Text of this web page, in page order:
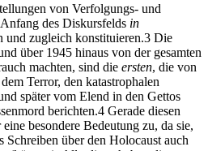
von Verfolgungs- und
des Diskursfelds in
und zugleich konstituieren.3 Die
über 1945 hinaus von der gesamten
machten, sind die ersten, die von
Terror, den katastrophalen
später vom Elend in den Gettos
berichten.4 Gerade diesen
besondere Bedeutung zu, da sie,
über den Holocaust auch